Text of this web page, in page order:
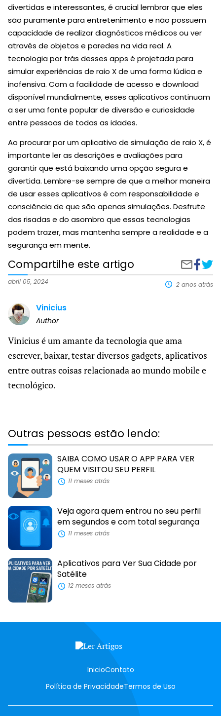
abril 05, 2024 2 anos atrás
divertidas e interessantes, é crucial lembrar que eles
são puramente para entretenimento e não possuem
capacidade de realizar diagnósticos médicos ou ver
através de objetos e paredes na vida real. A
tecnologia por trás desses apps é projetada para
simular experiências de raio X de uma forma lúdica e
inofensiva. Com a facilidade de acesso e download
disponível mundialmente, esses aplicativos continuam
a ser uma fonte popular de diversão e curiosidade
entre pessoas de todas as idades.
Ao procurar por um aplicativo de simulação de raio X, é
importante ler as descrições e avaliações para
garantir que está baixando uma opção segura e
divertida. Lembre-se sempre de que a melhor maneira
de usar esses aplicativos é com responsabilidade e
consciência de que são apenas simulações. Desfrute
das risadas e do asombro que essas tecnologias
podem trazer, mas mantenha sempre a realidade e a
segurança em mente.
Compartilhe este artigo
por
e-
no para
fazer
Raio
Vinicius
Author
Vinicius é um amante da tecnologia que ama
escrever, baixar, testar diversos gadgets, aplicativos
entre outras coisas relacionada ao mundo mobile e
tecnológico.
Outras pessoas estão lendo:
SAIBA COMO USAR O APP PARA VER
QUEM VISITOU SEU PERFIL
11 meses atrás
Veja agora quem entrou no seu perfil
em segundos e com total segurança
11 meses atrás
Aplicativos para Ver Sua Cidade por
Satélite
12 meses atrás
InicioContato
Política de PrivacidadeTermos de Uso